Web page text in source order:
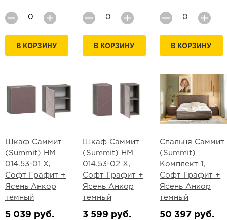
В КОРЗИНУ В КОРЗИНУ В КОРЗИНУ
Шкаф Саммит
(Summit) НМ
014.53-01 Х,
Софт Графит +
Ясень Анкор
темный
5 039 руб.
Шкаф Саммит
(Summit) НМ
014.53-02 Х,
Софт Графит +
Ясень Анкор
темный
3 599 руб.
Спальня Саммит
(Summit)
Комплект 1,
Софт Графит +
Ясень Анкор
темный
50 397 руб.